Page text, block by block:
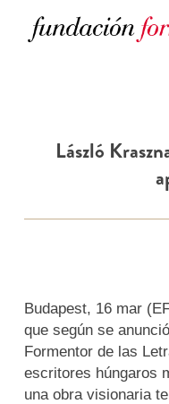
László
Budapest, 16 mar
que según se
Formentor de las
escritores húngaros
una obra visionaria